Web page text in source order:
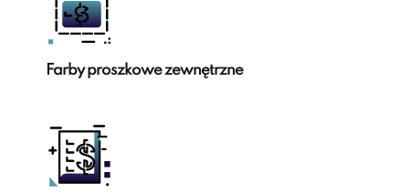
Farby proszkowe zewnętrzne